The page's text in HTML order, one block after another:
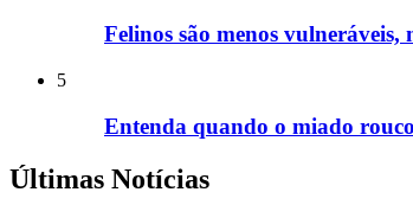
Felinos são menos
5
Entenda quando o miado
Últimas Notícias